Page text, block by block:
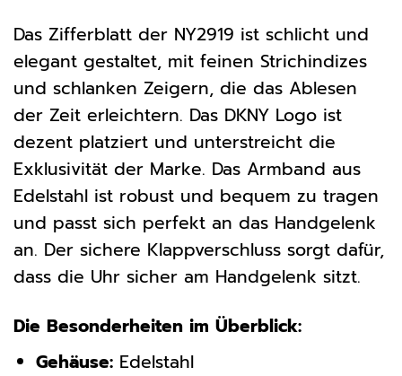
Das Zifferblatt der NY2919 ist schlicht und
elegant gestaltet, mit feinen Strichindizes
und schlanken Zeigern, die das Ablesen
der Zeit erleichtern. Das DKNY Logo ist
dezent platziert und unterstreicht die
Exklusivität der Marke. Das Armband aus
Edelstahl ist robust und bequem zu tragen
und passt sich perfekt an das Handgelenk
an. Der sichere Klappverschluss sorgt dafür,
dass die Uhr sicher am Handgelenk sitzt.
Die Besonderheiten im Überblick:
Gehäuse:Edelstahl